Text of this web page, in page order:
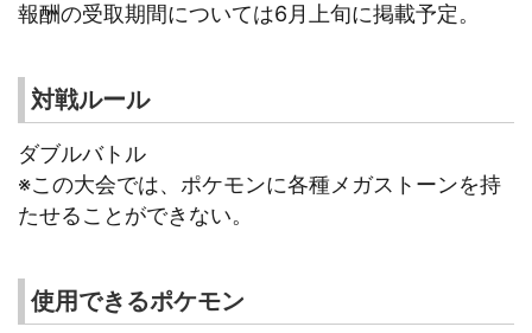
報酬の受取期間については6月上旬に掲載予定。
対戦ルール
ダブルバトル
※この大会では、ポケモンに各種メガストーンを持
たせることができない。
使用できるポケモン